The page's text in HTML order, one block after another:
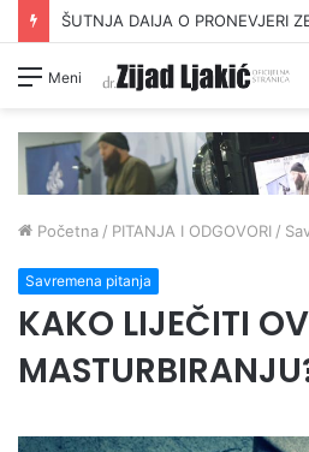
ŠUTNJA DAIJA O PRONEVJERI
Meni
Početna / PITANJA I ODGOVORI /
Savremena pitanja
KAKO LIJEČITI